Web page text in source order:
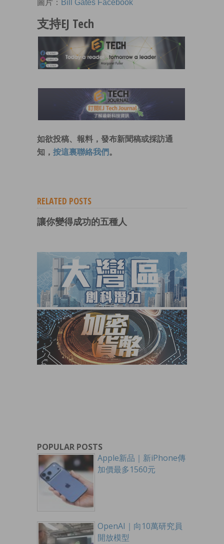
圖片： Bill Gates Facebook
支持EJ Tech
如欲投稿、報料，發布新聞稿或採訪通
知， 按這裏聯絡我們 。
RELATED POSTS
讓你變得成功的五種人
POPULAR POSTS
Apple新品｜新iPhone傳
加價最多1560元
OpenAI｜向10萬研究員
開放模型